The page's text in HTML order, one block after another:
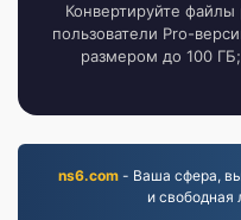
Конвертируйте
пользователи Pro-
размером до 100 ГБ;
ns6.com - Ваша сфера,
и свободная